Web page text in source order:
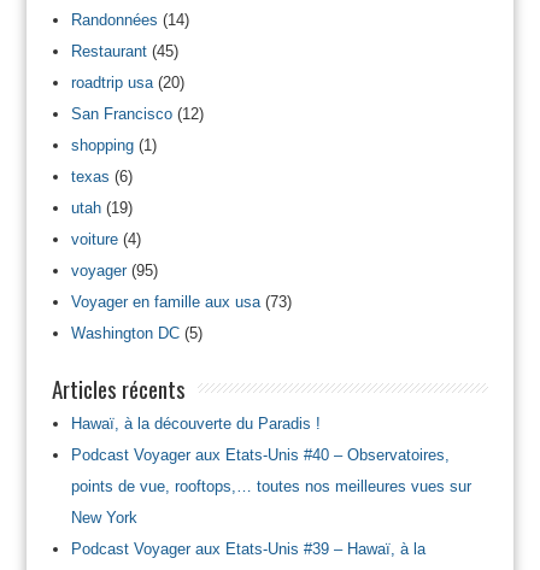
Randonnées (14)
Restaurant(45)
roadtrip usa(20)
San Francisco(12)
shopping(1)
texas (6)
utah(19)
voiture(4)
voyager(95)
Voyager en famille aux usa(73)
Washington DC(5)
Articles récents
Hawaï, à la découverte du Paradis !
Podcast Voyager aux Etats-Unis #40 – Observatoires,
points de vue, rooftops,… toutes nos meilleures vues sur
New York
Podcast Voyager aux Etats-Unis #39 – Hawaï, à la